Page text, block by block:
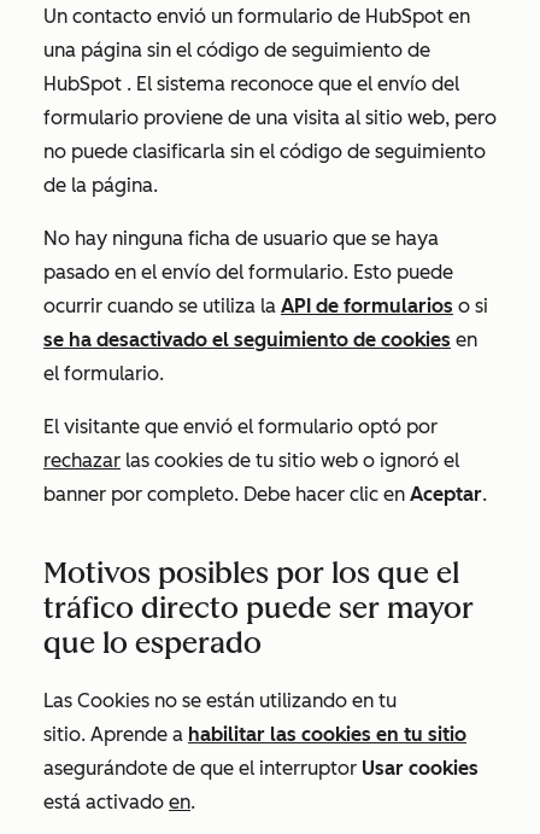
Un contacto envió un formulario de HubSpot en
una página sin el código de seguimiento de
HubSpot . El sistema reconoce que el envío del
formulario proviene de una visita al sitio web, pero
no puede clasificarla sin el código de seguimiento
de la página.
No hay ninguna ficha de usuario que se haya
pasado en el envío del formulario. Esto puede
ocurrir cuando se utiliza la API de formularios o si
se ha desactivado el seguimiento de cookies en
el formulario.
El visitante que envió el formulario optó por
rechazar las cookies de tu sitio web o ignoró el
banner por completo. Debe hacer clic en Aceptar.
Motivos posibles por los que el
tráfico directo puede ser mayor
que lo esperado
Las Cookies no se están utilizando en tu
sitio. Aprende a habilitar las cookies en tu sitio
asegurándote de que el interruptor Usar cookies
está activado en.